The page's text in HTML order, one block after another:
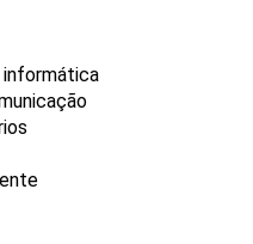
informática